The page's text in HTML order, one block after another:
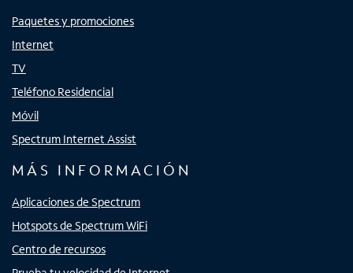
Paquetes y promociones
Internet
TV
Teléfono Residencial
Móvil
Spectrum Internet Assist
MÁS INFORMACIÓN
Aplicaciones de Spectrum
Hotspots de Spectrum WiFi
Centro de recursos